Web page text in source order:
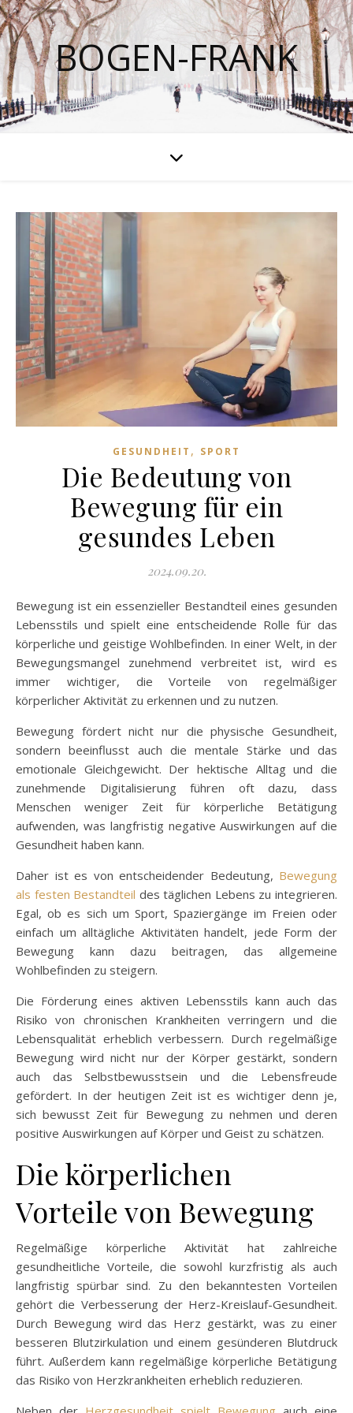
BOGEN-FRANK
GESUNDHEIT , SPORT
Die Bedeutung von
Bewegung für ein
gesundes Leben
2024.09.20.
Bewegung ist ein essenzieller Bestandteil eines gesunden
Lebensstils und spielt eine entscheidende Rolle für das
körperliche und geistige Wohlbefinden. In einer Welt, in der
Bewegungsmangel zunehmend verbreitet ist, wird es
immer wichtiger, die Vorteile von regelmäßiger
körperlicher Aktivität zu erkennen und zu nutzen.
Bewegung fördert nicht nur die physische Gesundheit,
sondern beeinflusst auch die mentale Stärke und das
emotionale Gleichgewicht. Der hektische Alltag und die
zunehmende Digitalisierung führen oft dazu, dass
Menschen weniger Zeit für körperliche Betätigung
aufwenden, was langfristig negative Auswirkungen auf die
Gesundheit haben kann.
Daher ist es von entscheidender Bedeutung, Bewegung
als festen Bestandteil des täglichen Lebens zu integrieren.
Egal, ob es sich um Sport, Spaziergänge im Freien oder
einfach um alltägliche Aktivitäten handelt, jede Form der
Bewegung kann dazu beitragen, das allgemeine
Wohlbefinden zu steigern.
Die Förderung eines aktiven Lebensstils kann auch das
Risiko von chronischen Krankheiten verringern und die
Lebensqualität erheblich verbessern. Durch regelmäßige
Bewegung wird nicht nur der Körper gestärkt, sondern
auch das Selbstbewusstsein und die Lebensfreude
gefördert. In der heutigen Zeit ist es wichtiger denn je,
sich bewusst Zeit für Bewegung zu nehmen und deren
positive Auswirkungen auf Körper und Geist zu schätzen.
Die körperlichen
Vorteile von Bewegung
Regelmäßige körperliche Aktivität hat zahlreiche
gesundheitliche Vorteile, die sowohl kurzfristig als auch
langfristig spürbar sind. Zu den bekanntesten Vorteilen
gehört die Verbesserung der Herz-Kreislauf-Gesundheit.
Durch Bewegung wird das Herz gestärkt, was zu einer
besseren Blutzirkulation und einem gesünderen Blutdruck
führt. Außerdem kann regelmäßige körperliche Betätigung
das Risiko von Herzkrankheiten erheblich reduzieren.